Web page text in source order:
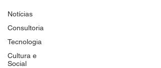
Notícias
Consultoria
Tecnologia
Cultura e
Social